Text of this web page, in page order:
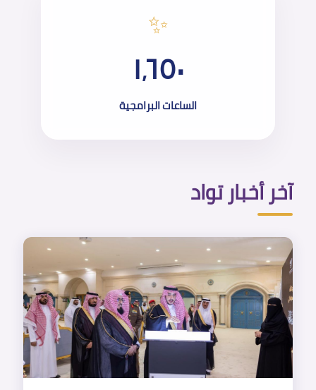
✨
١٬٦٥٠
الساعات البرامجية
آخر أخبار تواد